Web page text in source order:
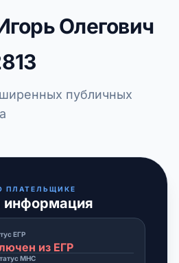
Олегович
публичных
ПЛАТЕЛЬЩИКЕ
информация
ЕГР
из ЕГР
МНС